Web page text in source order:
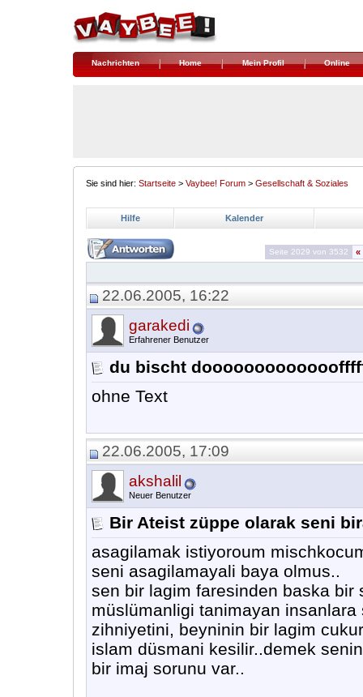
Nachrichten Home Mein Profil Online
Sie sind hier: Startseite > Vaybee! Forum > Gesellschaft & Soziales
Hilfe Kalender
Seite 2029 von 3532 «
22.06.2005, 16:22
garakedi
Erfahrener Benutzer
du bischt
ohne Text
22.06.2005, 17:09
akshalil
Neuer Benutzer
Bir Ateist züppe olarak seni
asagilamak istiyoroum
seni asagilamayali baya olmus..
sen bir lagim faresinden baska
müslümanligi tanimayan
zihniyetini, beyninin bir lagim
islam düsmani kesilir..demek
bir imaj sorunu var..